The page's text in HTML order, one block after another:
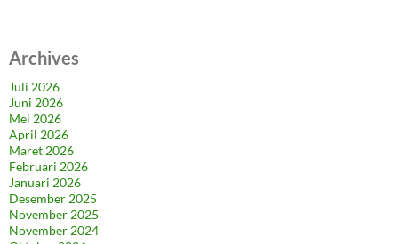
Archives
Juli 2026
Juni 2026
Mei 2026
April 2026
Maret 2026
Februari 2026
Januari 2026
Desember 2025
November 2025
November 2024